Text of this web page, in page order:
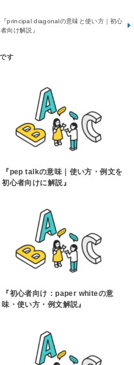
『principal diagonalの意味と使い方｜初心
者向け解説』
『pep talkの意味｜使い方・例文を
初心者向けに解説』
『初心者向け：paper whiteの意
味・使い方・例文解説』